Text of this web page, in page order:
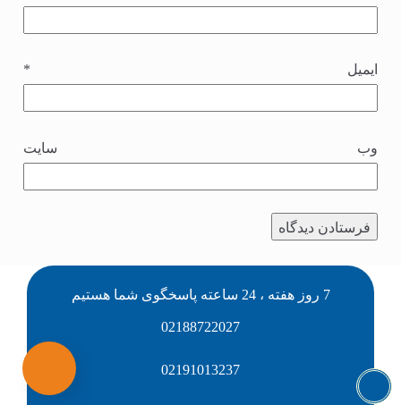
ایمیل *
وب‌ سایت
7 روز هفته ، 24 ساعته پاسخگوی شما هستیم
02188722027
02191013237